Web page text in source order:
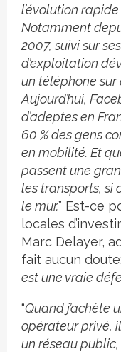
l’évolution
Notamment
2007, suivi sur
d’exploitation
un téléphone
Aujourd’hui,
d’adeptes en
60 % des gens
en mobilité. Et
passent une
les transports, si
le mur.” Est-ce
locales
Marc Delayer,
fait aucun doute:
est une vraie
“Quand j’achète
opérateur privé,
un réseau